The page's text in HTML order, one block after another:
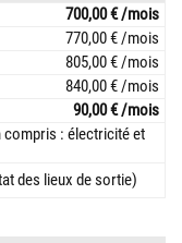
700,00 € /mois
770,00 € /mois
805,00 € /mois
840,00 € /mois
90,00 € /mois
: électricité et
des lieux de sortie)